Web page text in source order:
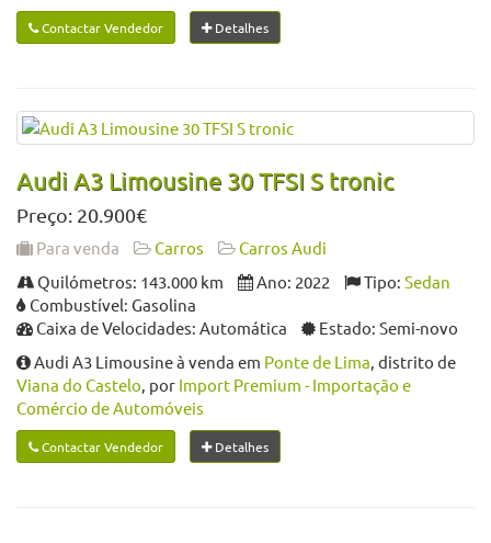
Contactar Vendedor Detalhes
Audi A3 Limousine 30 TFSI S tronic
Preço: 20.900€
Para venda Carros
Carros Audi
Quilómetros: 143.000 km
Ano: 2022 Tipo: Sedan
Combustível: Gasolina
Caixa de Velocidades: Automática
Estado: Semi-novo
Audi A3 Limousine à venda em Ponte de Lima, distrito de
Viana do Castelo, por Import Premium - Importação e
Comércio de Automóveis
Contactar Vendedor Detalhes